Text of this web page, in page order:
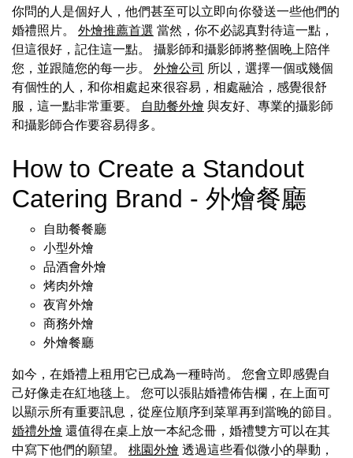
你問的人是個好人，他們甚至可以立即向你發送一些他們的
婚禮照片。 外燴推薦首選 當然，你不必認真對待這一點，
但這很好，記住這一點。 攝影師和攝影師將整個晚上陪伴
您，並跟隨您的每一步。 外燴公司 所以，選擇一個或幾個
有個性的人，和你相處起來很容易，相處融洽，感覺很舒
服，這一點非常重要。
自助餐外燴 與友好、專業的攝影師
和攝影師合作要容易得多。
How to Create a Standout
Catering Brand - 外燴餐廳
自助餐餐廳
小型外燴
品酒會外燴
烤肉外燴
夜宵外燴
商務外燴
外燴餐廳
如今，在婚禮上租用它已成為一種時尚。 您會立即感覺自
己好像走在紅地毯上。 您可以張貼婚禮佈告欄，在上面可
以顯示所有重要訊息，從座位順序到菜單再到當晚的節目。
婚禮外燴 還值得在桌上放一本紀念冊，婚禮雙方可以在其
中寫下他們的願望。 桃園外燴 透過這些看似微小的舉動，